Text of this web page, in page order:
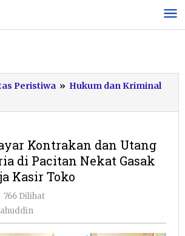
Peristiwa » Hukum dan Kriminal
Kontrakan dan Utang
di Pacitan Nekat Gasak
Kasir Toko
766 Dilihat